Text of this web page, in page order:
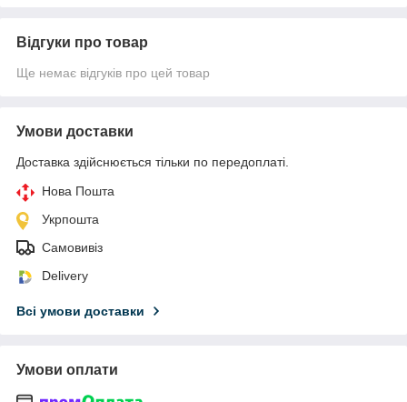
Відгуки про товар
Ще немає відгуків про цей товар
Умови доставки
Доставка здійснюється тільки по передоплаті.
Нова Пошта
Укрпошта
Самовивіз
Delivery
Всі умови доставки
Умови оплати